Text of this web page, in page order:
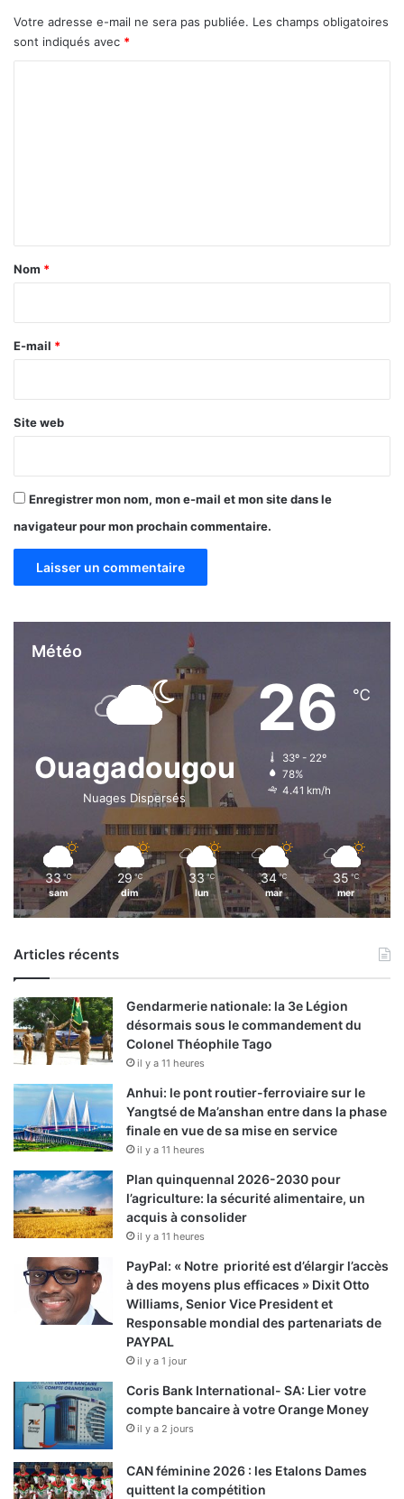
c
l
n
g
r
n
d
e
p
e
r
o
r
a
n
e
Votre adresse e-mail ne sera pas publiée. Les champs obligatoires
sont indiqués avec *
a
e
Nom *
E-mail *
Site web
Enregistrer mon nom, mon e-mail et mon site dans le
navigateur pour mon prochain commentaire.
Météo
Ouagadougou
Nuages Dispersés
26 ℃
33º - 22º
78%
4.41 km/h
33 ℃
sam
29 ℃
dim
33 ℃
lun
34 ℃
mar
35 ℃
mer
Articles récents
Gendarmerie nationale: la 3e Légion
désormais sous le commandement du
Colonel Théophile Tago
il y a 11 heures
Anhui: le pont routier-ferroviaire sur le
Yangtsé de Ma’anshan entre dans la phase
finale en vue de sa mise en service
il y a 11 heures
Plan quinquennal 2026-2030 pour
l’agriculture: la sécurité alimentaire, un
acquis à consolider
il y a 11 heures
PayPal: « Notre priorité est d’élargir l’accès
à des moyens plus efficaces » Dixit Otto
Williams, Senior Vice President et
Responsable mondial des partenariats de
PAYPAL
il y a 1 jour
Coris Bank International- SA: Lier votre
compte bancaire à votre Orange Money
il y a 2 jours
CAN féminine 2026 : les Etalons Dames
quittent la compétition